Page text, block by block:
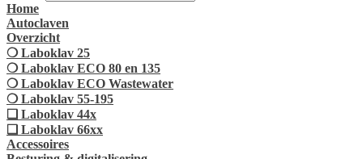
Home
Autoclaven
Overzicht
❍ Laboklav 25
❍ Laboklav ECO 80 en 135
❍ Laboklav ECO Wastewater
❍ Laboklav 55-195
❏ Laboklav 44x
❏ Laboklav 66xx
Accessoires